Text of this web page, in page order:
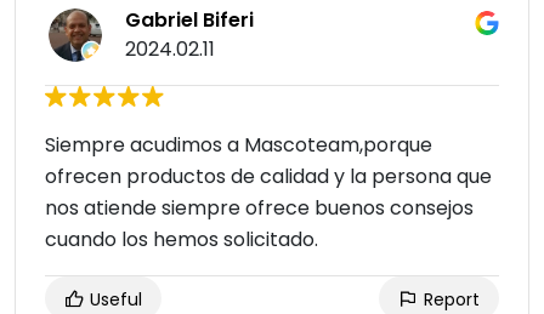
Gabriel Biferi
2024.02.11
Siempre acudimos a Mascoteam,porque
ofrecen productos de calidad y la persona que
nos atiende siempre ofrece buenos consejos
cuando los hemos solicitado.
Useful Report